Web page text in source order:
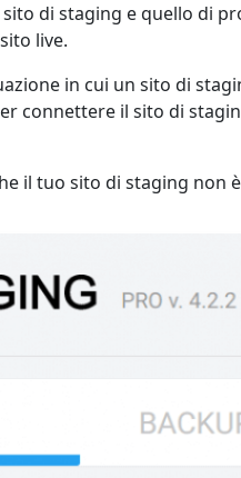
di staging e quello di
live.
in cui un sito di
connettere il sito di
il tuo sito di staging non